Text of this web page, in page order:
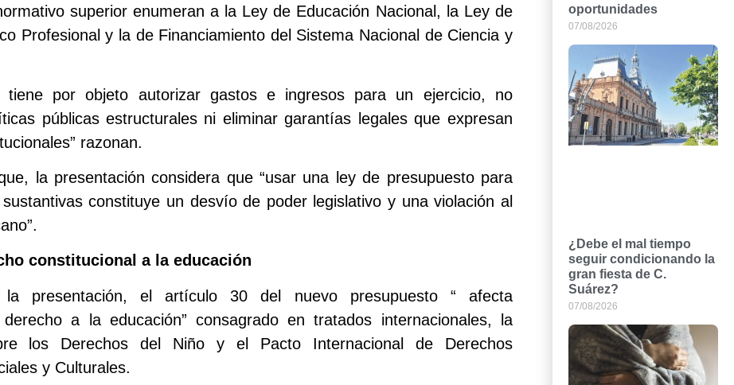
superior enumeran a la Ley de Educación Nacional, la Ley de
Profesional y la de Financiamiento del Sistema Nacional de Ciencia y
tiene por objeto autorizar gastos e ingresos para un ejercicio, no
públicas estructurales ni eliminar garantías legales que expresan
razonan.
la presentación considera que “usar una ley de presupuesto para
constituye un desvío de poder legislativo y una violación al
constitucional a la educación
presentación, el artículo 30 del nuevo presupuesto “ afecta
a la educación” consagrado en tratados internacionales, la
los Derechos del Niño y el Pacto Internacional de Derechos
y Culturales.
oportunidades
07/08/2026
¿Debe el mal tiempo
seguir condicionando la
gran fiesta de C.
Suárez?
07/08/2026